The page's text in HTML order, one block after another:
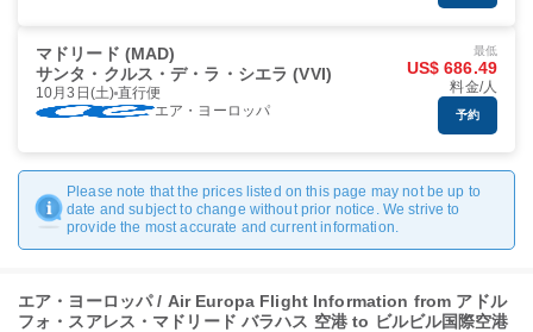
マドリード (MAD)
サンタ・クルス・デ・ラ・シエラ (VVI)
10月3日(土) 直行便
エア・ヨーロッパ
最低
US$ 686.49
料金/人
予約
Please note that the prices listed on this page may not be up to
date and subject to change without prior notice. We strive to
provide the most accurate and current information.
エア・ヨーロッパ / Air Europa Flight Information from アドル
フォ・スアレス・マドリード バラハス 空港 to ビルビル国際空港